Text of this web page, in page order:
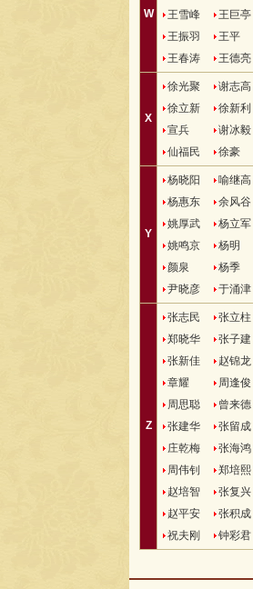
W
王雪峰
王巨亭
王振羽
王平
王春涛
王德亮
X
徐光聚 谢志高
徐立新
徐新利
宣兵
谢冰毅
仙福民
徐豪
Y
杨晓阳 喻继高
杨惠东
余风谷
姚厚武
杨立军
姚鸣京
杨明
颜泉
杨季
尹晓彦
于涌津
Z
张志民 张立柱
郑晓华
张子建
张新佳
赵锦龙
章耀
周逢俊
周思聪
曾来德
张建华
张留成
庄乾梅
张海鸿
周伟钊
郑培熙
赵培智
张复兴
赵平安
张积成
祝夫刚
钟彩君